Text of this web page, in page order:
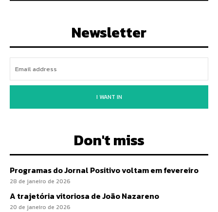
Newsletter
I WANT IN
Don't miss
Programas do Jornal Positivo voltam em fevereiro
28 de janeiro de 2026
A trajetória vitoriosa de João Nazareno
20 de janeiro de 2026